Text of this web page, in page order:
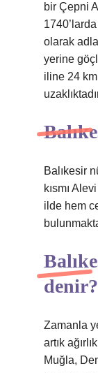
bir Çepni
olarak
yerine
iline 24
Balıkesir
kısmı
ilde hem
denir?
Zamanla
artık
Muğla,